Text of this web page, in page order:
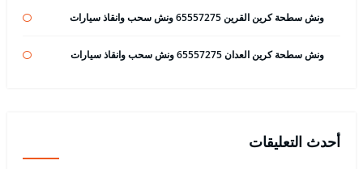
ونش سطحة كرين القرين 65557275 ونش سحب وانقاذ سيارات
ونش سطحة كرين العدان 65557275 ونش سحب وانقاذ سيارات
أحدث التعليقات